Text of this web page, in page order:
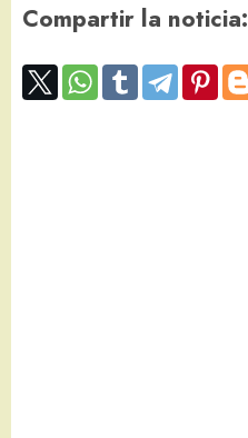
Compartir la noticia: